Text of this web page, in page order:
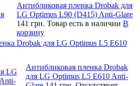
Антибликовая пленка Drobak для
LG Optimus L90 (D415) Anti-Glare
141 грн. Товар есть в наличии В
корзину
Drobak для LG Optimus L5 E610
Антибликовая пленка Drobak
для LG Optimus L5 E610 Anti-